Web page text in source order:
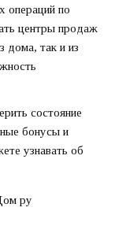
операций по
центры продаж
дома, так и из
состояние
бонусы и
узнавать об